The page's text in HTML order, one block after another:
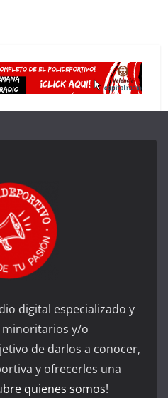
digital especializado y
minoritarios y/o
de darlos a conocer,
y ofrecerles una
quienes somos!